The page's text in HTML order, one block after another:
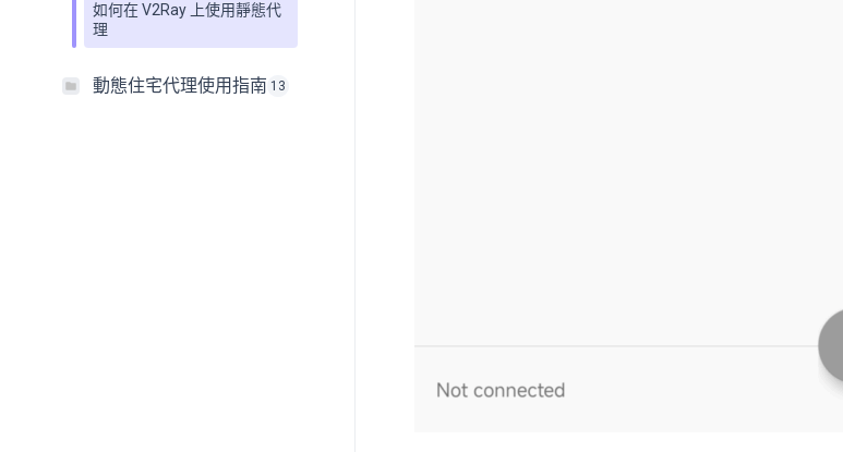
如何在 V2Ray 上使用靜態代
理
動態住宅代理使用指南 13